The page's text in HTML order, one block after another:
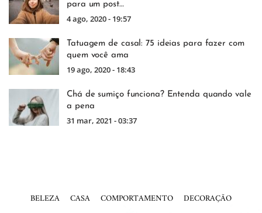
para um post…
4 ago, 2020 - 19:57
Tatuagem de casal: 75 ideias para fazer com
quem você ama
19 ago, 2020 - 18:43
Chá de sumiço funciona? Entenda quando vale
a pena
31 mar, 2021 - 03:37
BELEZA CASA COMPORTAMENTO DECORAÇÃO